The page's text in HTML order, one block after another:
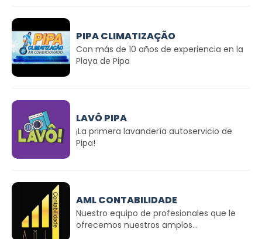
PIPA CLIMATIZAÇÃO
Con más de 10 años de experiencia en la
Playa de Pipa
LAVÔ PIPA
¡La primera lavandería autoservicio de
Pipa!
AML CONTABILIDADE
Nuestro equipo de profesionales que le
ofrecemos nuestros amplos...